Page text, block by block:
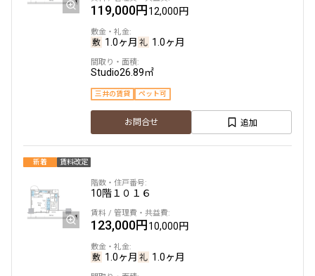
1K25.58㎡
三井の賃貸
お問合せ
1K23.41㎡
三井の賃貸
119,000円12,000円
1.0ヶ月 1.0ヶ月
Studio26.89㎡
三井の賃貸 ペット可
お問合せ 追加
新着 賃料改定
10階１０１６
123,000円10,000円
1.0ヶ月 1.0ヶ月